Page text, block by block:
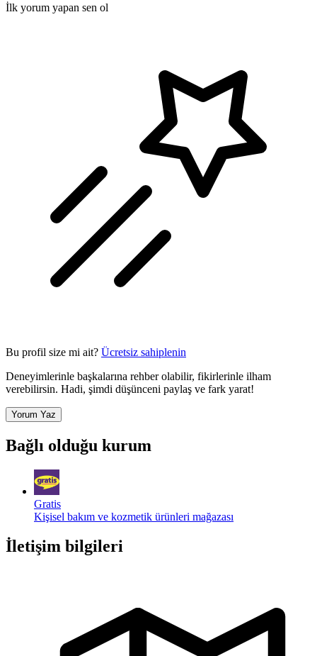
İlk yorum yapan sen ol
Bu profil size mi ait? Ücretsiz sahiplenin
Deneyimlerinle başkalarına rehber olabilir, fikirlerinle ilham
verebilirsin. Hadi, şimdi düşünceni paylaş ve fark yarat!
Yorum Yaz
Bağlı olduğu kurum
Gratis
Kişisel bakım ve kozmetik ürünleri mağazası
İletişim bilgileri